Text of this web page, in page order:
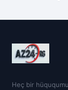
Heç bir